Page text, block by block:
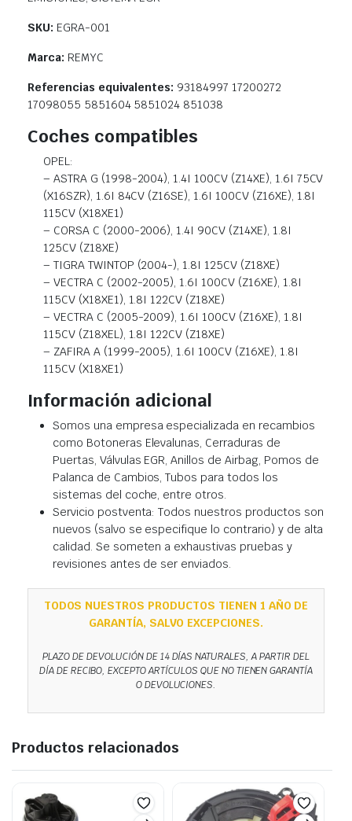
SKU: EGRA-001
Marca: REMYC
Referencias equivalentes: 93184997 17200272
17098055 5851604 5851024 851038
Coches compatibles
OPEL:
– ASTRA G (1998-2004), 1.4I 100CV (Z14XE), 1.6I 75CV
(X16SZR), 1.6I 84CV (Z16SE), 1.6I 100CV (Z16XE), 1.8I
115CV (X18XE1)
– CORSA C (2000-2006), 1.4I 90CV (Z14XE), 1.8I
125CV (Z18XE)
– TIGRA TWINTOP (2004-), 1.8I 125CV (Z18XE)
– VECTRA C (2002-2005), 1.6I 100CV (Z16XE), 1.8I
115CV (X18XE1), 1.8I 122CV (Z18XE)
– VECTRA C (2005-2009), 1.6I 100CV (Z16XE), 1.8I
115CV (Z18XEL), 1.8I 122CV (Z18XE)
– ZAFIRA A (1999-2005), 1.6I 100CV (Z16XE), 1.8I
115CV (X18XE1)
Información adicional
Somos una empresa especializada en recambios
como Botoneras Elevalunas, Cerraduras de
Puertas, Válvulas EGR, Anillos de Airbag, Pomos de
Palanca de Cambios, Tubos para todos los
sistemas del coche, entre otros.
Servicio postventa: Todos nuestros productos son
nuevos (salvo se especifique lo contrario) y de alta
calidad. Se someten a exhaustivas pruebas y
revisiones antes de ser enviados.
TODOS NUESTROS PRODUCTOS TIENEN 1 AÑO DE
GARANTÍA, SALVO EXCEPCIONES.
PLAZO DE DEVOLUCIÓN DE 14 DÍAS NATURALES, A PARTIR DEL
DÍA DE RECIBO, EXCEPTO ARTÍCULOS QUE NO TIENEN GARANTÍA
O DEVOLUCIONES.
Productos relacionados